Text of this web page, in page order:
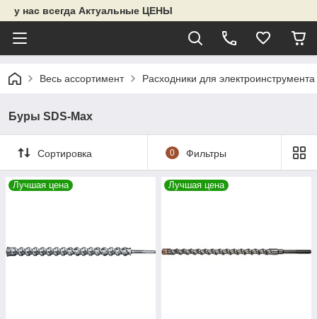
у нас всегда Актуальные ЦЕНЫ
Весь ассортимент Расходники для электроинструмента
Буры SDS-Max
Сортировка 0 Фильтры
Лучшая цена Лучшая цена